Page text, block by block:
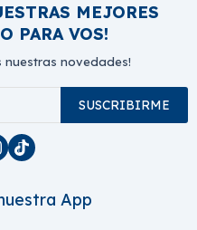
MEJORES
PARA VOS!
nuestras novedades!
SUSCRIBIRME

App